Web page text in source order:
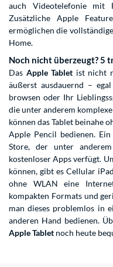
auch Videotelefonie mit
Zusätzliche Apple
ermöglichen die
Home.
Noch nicht überzeugt? 5
Das Apple Tablet ist nicht
äußerst ausdauernd –
browsen oder Ihr
die unter anderem
können das Tablet beinahe
Apple Pencil bedienen.
Store, der unter
kostenloser Apps verfügt.
können, gibt es Cellular
ohne WLAN eine
kompakten Formats und
man dieses problemlos in
anderen Hand bedienen.
Apple Tablet noch heute